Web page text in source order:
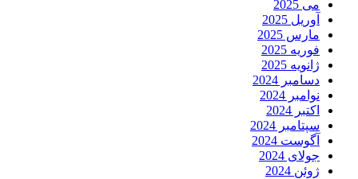
می 2025
آوریل 2025
مارس 2025
فوریه 2025
ژانویه 2025
دسامبر 2024
نوامبر 2024
اکتبر 2024
سپتامبر 2024
آگوست 2024
جولای 2024
ژوئن 2024